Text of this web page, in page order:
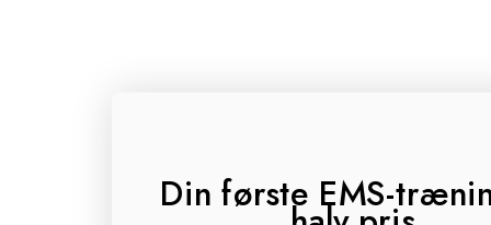
Din første EMS-